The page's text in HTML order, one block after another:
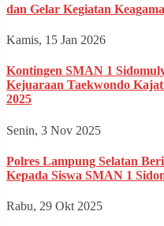
dan Gelar Kegiatan
Kamis, 15 Jan 2026
Kontingen SMAN 1
Kejuaraan Taekwondo
2025
Senin, 3 Nov 2025
Polres Lampung Selatan
Kepada Siswa SMAN 1
Rabu, 29 Okt 2025